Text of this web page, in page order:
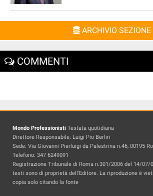
ARCHIVIO SEZIONE
COMMENTI
Mondo Professionisti Testata quotidiana
Direttore Responsabile: Luigi Pio Berliri
Sede: Via Giovanni Pierluigi da Palestrina n.46, 00195
Telefono: 347 6249091
Registrazione Tribunale di Roma n.301/2006 del 14/
testi sono di proprietà dell'Editore. La riproduzione è
copia solo citando la fonte